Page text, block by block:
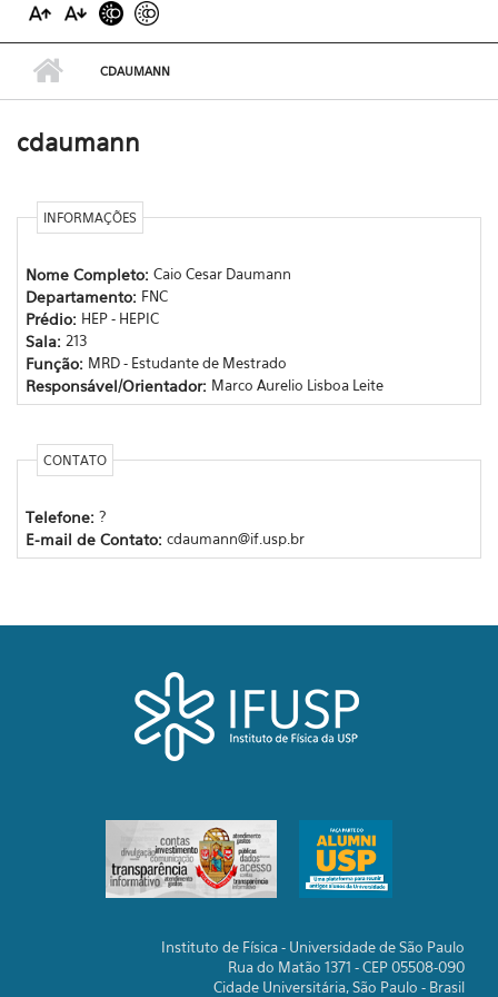
CDAUMANN
cdaumann
INFORMAÇÕES
Nome Completo: Caio Cesar Daumann
Departamento: FNC
Prédio: HEP - HEPIC
Sala: 213
Função: MRD - Estudante de Mestrado
Responsável/Orientador: Marco Aurelio Lisboa Leite
CONTATO
Telefone: ?
E-mail de Contato: cdaumann@if.usp.br
Instituto de Física - Universidade de São Paulo
Rua do Matão 1371 - CEP 05508-090
Cidade Universitária, São Paulo - Brasil